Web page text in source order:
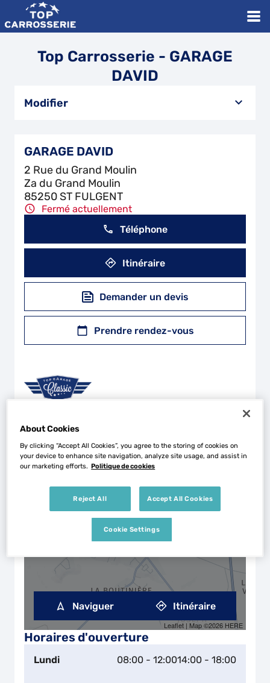
Top Carrosserie - GARAGE
DAVID
Modifier
GARAGE DAVID
2 Rue du Grand Moulin
Za du Grand Moulin
85250 ST FULGENT
Fermé actuellement
Téléphone
Itinéraire
Demander un devis
Prendre rendez-vous
Horaires d'ouverture
Lundi 08:00 - 12:0014:00 - 18:00
+
Leaflet | Map ©2026 HERE
Naviguer Itinéraire
About Cookies
By clicking “Accept All Cookies”, you agree to the storing of cookies on
your device to enhance site navigation, analyze site usage, and assist in
our marketing efforts. Politique de cookies
Reject All Accept All Cookies
Cookie Settings